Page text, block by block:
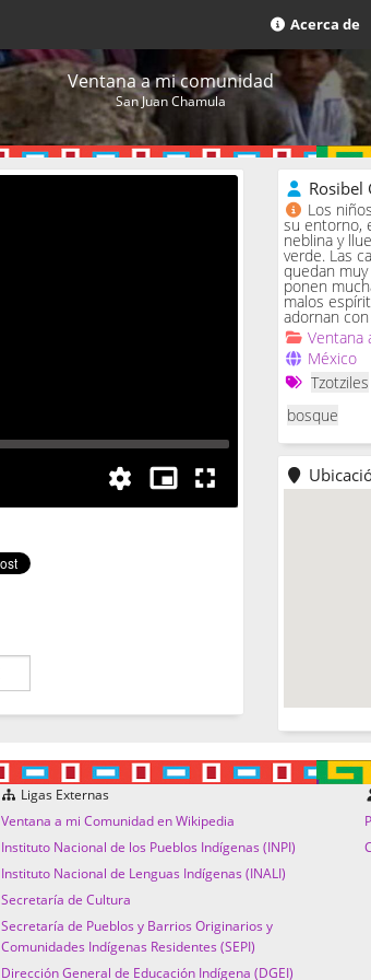
Acerca de
Ventana a mi comunidad
San Juan Chamula
Rosibel
Los
su entorno,
neblina y
verde. Las
quedan
ponen
malos
adornan
Ventana
México
Tzotziles
bosque
Ligas Externas
Ventana a mi Comunidad en Wikipedia
Instituto Nacional de los Pueblos Indígenas (INPI)
Instituto Nacional de Lenguas Indígenas (INALI)
Secretaría de Cultura
Secretaría de Pueblos y Barrios Originarios y
Comunidades Indígenas Residentes (SEPI)
Dirección General de Educación Indígena (DGEI)